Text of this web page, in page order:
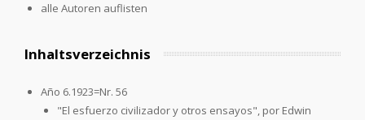
alle Autoren auflisten
Inhaltsverzeichnis
Año 6.1923=Nr. 56
"El esfuerzo civilizador y otros ensayos", por Edwin